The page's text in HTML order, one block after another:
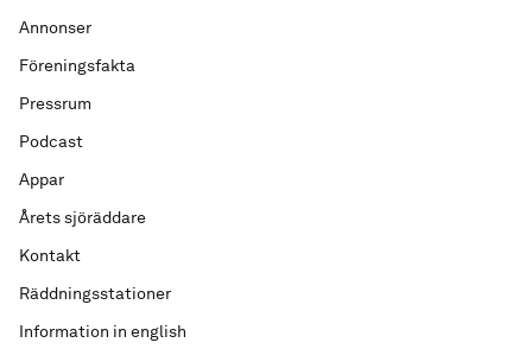
Annonser
Föreningsfakta
Pressrum
Podcast
Appar
Årets sjöräddare
Kontakt
Räddningsstationer
Information in english